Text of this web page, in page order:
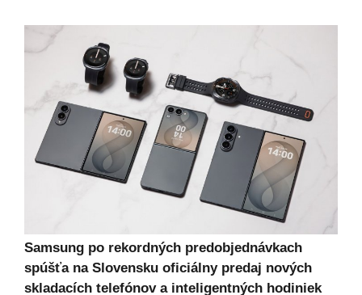
Samsung po rekordných predobjednávkach
spúšťa na Slovensku oficiálny predaj nových
skladacích telefónov a inteligentných hodiniek